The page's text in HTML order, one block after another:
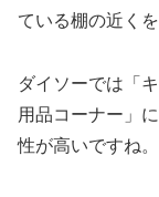
ている棚の近く
ダイソーでは「
用品コーナー」
性が高いですね。